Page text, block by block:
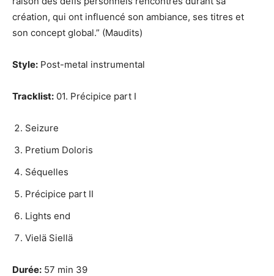
création, qui ont influencé son ambiance, ses titres et
son concept global.” (Maudits)
Style: Post-metal instrumental
Tracklist: 01. Précipice part I
Seizure
Pretium Doloris
Séquelles
Précipice part II
Lights end
Vielä Siellä
Durée: 57 min 39